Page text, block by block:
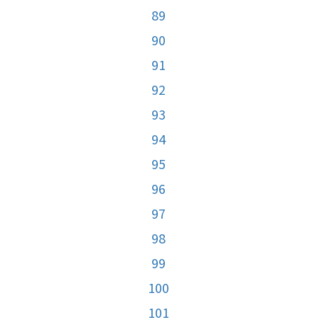
89
90
91
92
93
94
95
96
97
98
99
100
101